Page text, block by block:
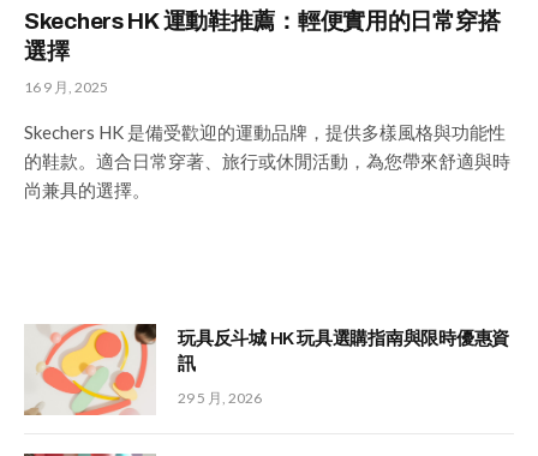
Skechers HK 運動鞋推薦：輕便實用的日常穿搭
選擇
16 9 月, 2025
Skechers HK 是備受歡迎的運動品牌，提供多樣風格與功能性
的鞋款。適合日常穿著、旅行或休閒活動，為您帶來舒適與時
尚兼具的選擇。
玩具反斗城 HK 玩具選購指南與限時優惠資
訊
29 5 月, 2026